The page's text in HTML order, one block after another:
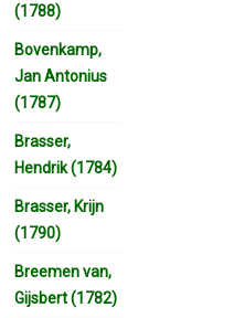
(1788)
Bovenkamp,
Jan Antonius
(1787)
Brasser,
Hendrik (1784)
Brasser, Krijn
(1790)
Breemen van,
Gijsbert (1782)